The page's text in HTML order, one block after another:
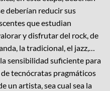
deberían reducir sus
que estudian
y disfrutar del rock, de
la tradicional, el jazz,…
sensibilidad suficiente para
tecnócratas pragmáticos
un artista, sea cual sea la